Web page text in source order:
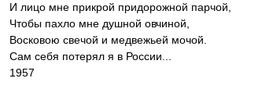
И лицо мне прикрой придорожной парчой,
Чтобы пахло мне душной овчиной,
Восковою свечой и медвежьей мочой.
Сам себя потерял я в России...
1957